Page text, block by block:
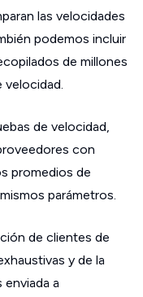
las velocidades
podemos incluir
de millones
velocidad.
de velocidad,
con
promedios de
parámetros.
de clientes de
y de la
a